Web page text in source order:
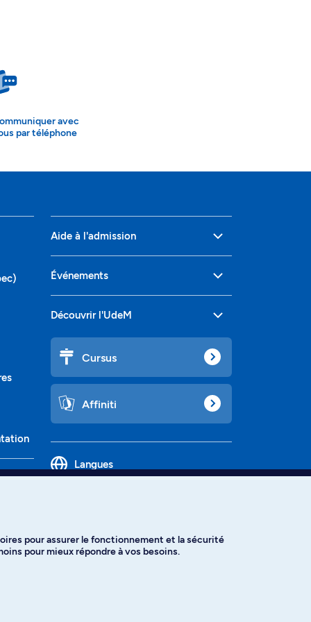
avec
par téléphone
Aide à l'admission
Événements
Découvrir l'UdeM
Cursus
Affiniti
Langues
pour assurer le fonctionnement et la sécurité
pour mieux répondre à vos besoins.